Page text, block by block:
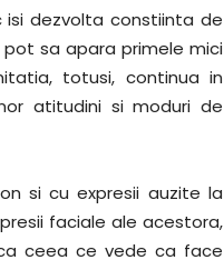
isi dezvolta constiinta de
sa apara primele mici
totusi, continua in
atitudini si moduri de
si cu expresii auzite la
faciale ale acestora,
ceea ce vede ca face